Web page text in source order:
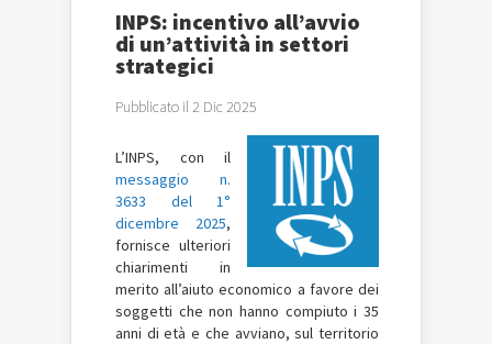
INPS: incentivo all’avvio
di un’attività in settori
strategici
Pubblicato il 2 Dic 2025
L’INPS, con il
messaggio n.
3633 del 1°
dicembre 2025,
fornisce ulteriori
chiarimenti in
merito all’aiuto economico a favore dei
soggetti che non hanno compiuto i 35
anni di età e che avviano, sul territorio